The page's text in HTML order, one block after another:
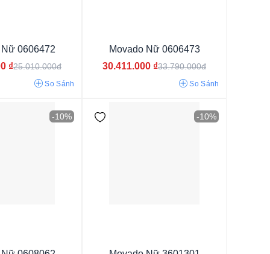
Nữ 0606472
₫25.010.000đ
So Sánh
Movado Nữ 0606473
30.411.000 ₫33.790.000đ
So Sánh
-10% -10%